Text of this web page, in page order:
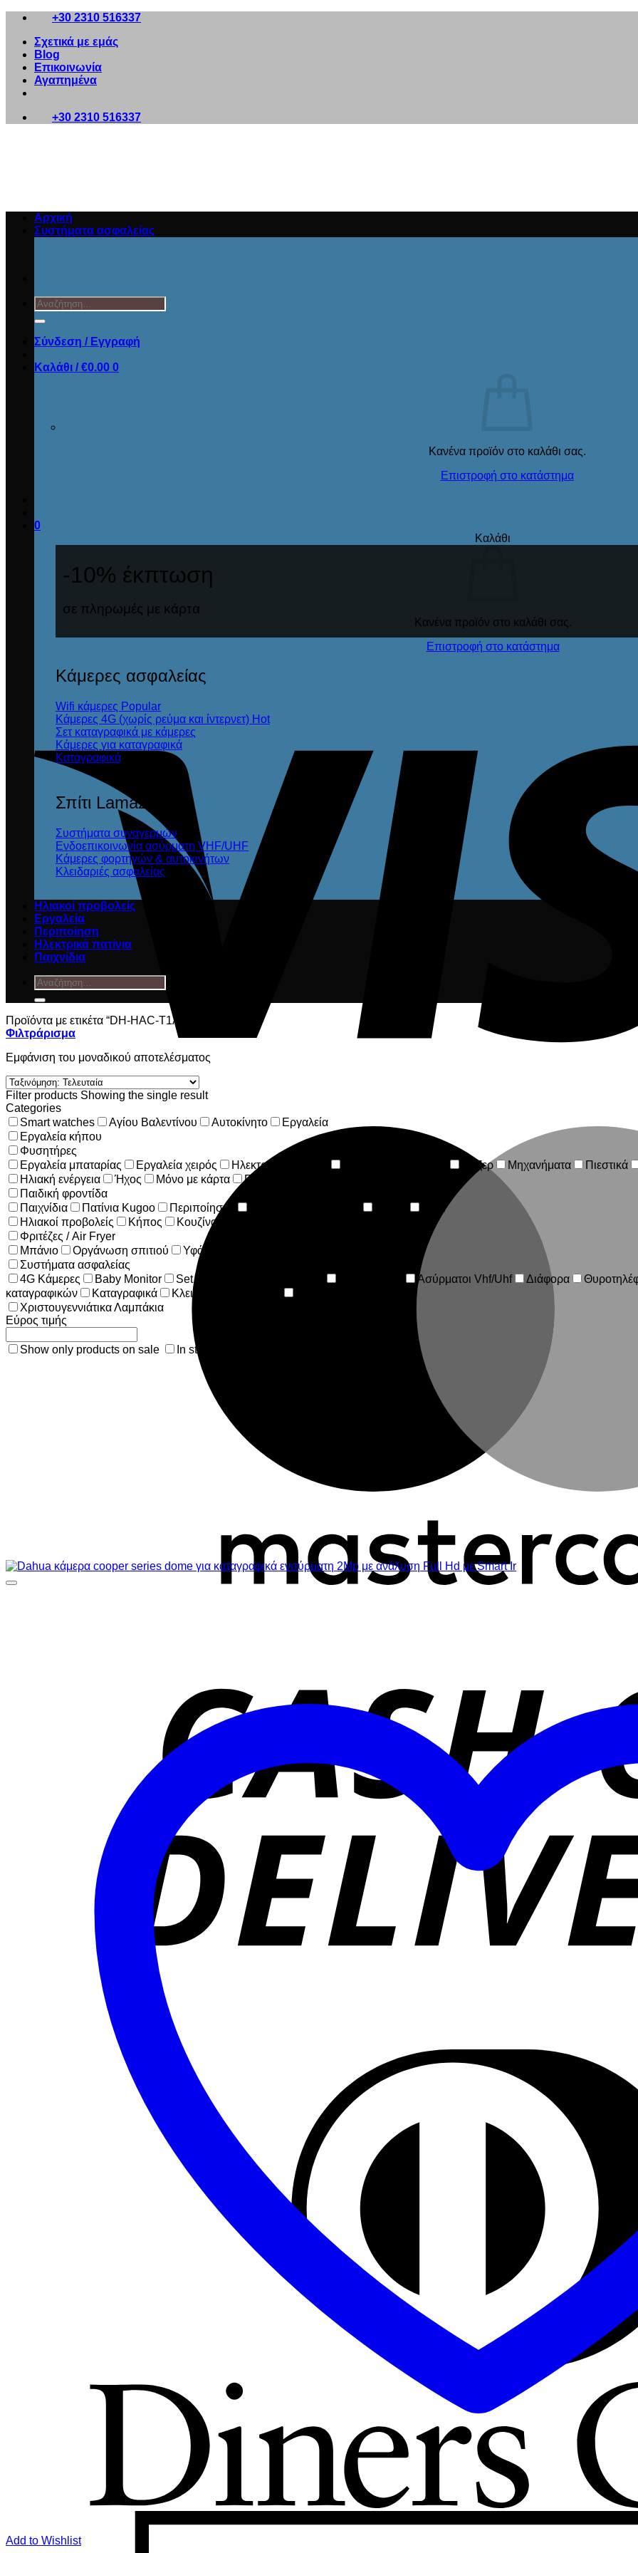
Μετάβαση
περιεχόμενο
+30 2310 516337
Σχετικά με εμάς
Blog
Επικοινωνία
Αγαπημένα
+30 2310 516337
Αναζήτηση
για:
Σύνδεση / Εγγραφή
Καλάθι /€0.00 0
Κανένα προϊόν στο καλάθι σας.
Επιστροφή στο κατάστημα
0
Καλάθι
Κανένα προϊόν στο καλάθι σας.
Επιστροφή στο κατάστημα
Αρχική
Συστήματα ασφαλείας
-10% έκπτωση
σε πληρωμές με κάρτα
Κάμερες ασφαλείας
Wifi κάμερες
Κάμερες 4G (χωρίς ρεύμα και ίντερνετ)
Σετ καταγραφικά με κάμερες
Κάμερες για καταγραφικά
Καταγραφικά
Σπίτι Lamazi
Συστήματα συναγερμών
Ενδοεπικοινωνία ασύρματη VHF/UHF
Κάμερες φορτηγών & αυτοκινήτων
Κλειδαριές ασφαλείας
Ηλιακοί προβολείς
Εργαλεία
Περιποίηση
Ηλεκτρικά πατίνια
Παιχνίδια
Αναζήτηση
για:
Προϊόντα με ετικέτα “DH-HAC-T1A21-0280B”
Φιλτράρισμα
Εμφάνιση του μοναδικού αποτελέσματος
Filter products Showing the single result
Categories
Smart watches
Αγίου Βαλεντίνου Αυτοκίνητο
Εργαλεία
Εργαλεία κήπου
Φυσητήρες
Εργαλεία μπαταρίας
Εργαλεία χειρός Ηλεκτρικά εργαλεία Λέιζερ Μηχανήματα
Πιεστικά
Ηλιακή ενέργεια
Ήχος Μόνο με κάρτα
Παιδί
Παιδική φροντίδα
Παιχνίδια
Πατίνια Kugoo Περιποίησης
Σπίτι
Ηλιακοί προβολείς
Κήπος
Κουζίνα
Φριτέζες / Air Fryer
Μπάνιο
Οργάνωση σπιτιού
Υφάσματα
Συστήματα ασφαλείας
4G Kάμερες
Baby Monitor Set καταγραφικού & καμερών Ασύρματοι Vhf/Uhf Διάφορα
καταγραφικών
Καταγραφικά Κλειδαριές ασφαλείας
Συστήματα συναγερμών
Χριστουγεννιάτικα Λαμπάκια
Εύρος τιμής
Show only products on sale In stock only
Add to Wishlist